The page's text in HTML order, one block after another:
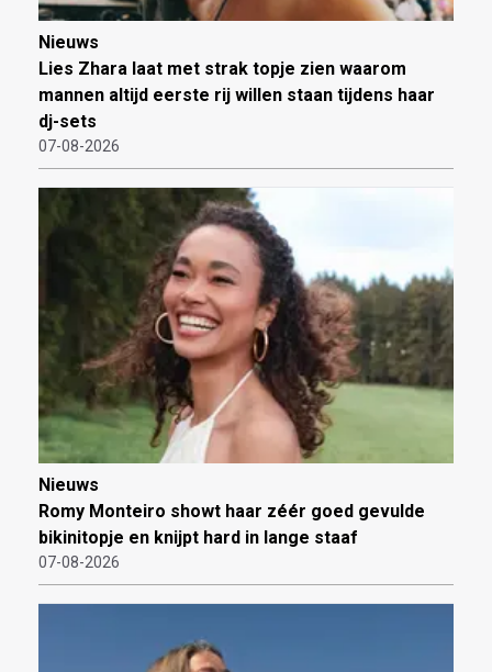
Nieuws
Lies Zhara laat met strak topje zien waarom
mannen altijd eerste rij willen staan tijdens haar
dj-sets
07-08-2026
Nieuws
Romy Monteiro showt haar zéér goed gevulde
bikinitopje en knijpt hard in lange staaf
07-08-2026